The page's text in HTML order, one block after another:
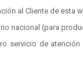
al Cliente de esta
nacional (para
servicio de atención